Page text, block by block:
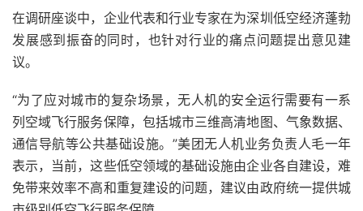
在调研座谈中，企业代表和行业专家在为深圳低空经济蓬勃
发展感到振奋的同时，也针对行业的痛点问题提出意见建
议。
“为了应对城市的复杂场景，无人机的安全运行需要有一系
列空域飞行服务保障，包括城市三维高清地图、气象数据、
通信导航等公共基础设施。”美团无人机业务负责人毛一年
表示，当前，这些低空领域的基础设施由企业各自建设，难
免带来效率不高和重复建设的问题，建议由政府统一提供城